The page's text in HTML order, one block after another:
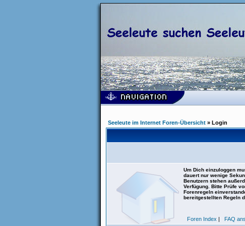
Seeleute im Internet Foren-Übersicht » Login
Um Dich einzuloggen
dauert nur wenige
Benutzern stehen
Verfügung. Bitte Prüfe
Forenregeln
bereitgestellten Regeln
Foren Index | FAQ